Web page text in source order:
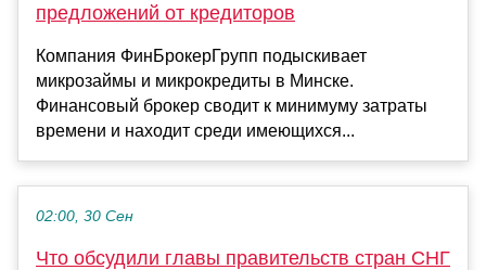
предложений от кредиторов
Компания ФинБрокерГрупп подыскивает
микрозаймы и микрокредиты в Минске.
Финансовый брокер сводит к минимуму затраты
времени и находит среди имеющихся...
02:00, 30 Сен
Что обсудили главы правительств стран СНГ